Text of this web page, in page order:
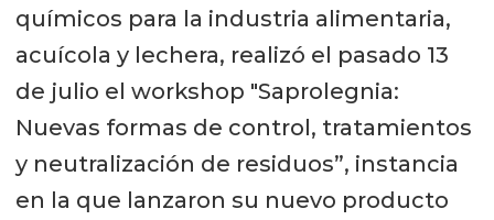
químicos para la industria alimentaria,
acuícola y lechera, realizó el pasado 13
de julio el workshop "Saprolegnia:
Nuevas formas de control, tratamientos
y neutralización de residuos”, instancia
en la que lanzaron su nuevo producto